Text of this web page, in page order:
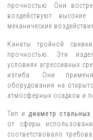
прочностью. Они
воздействуют
механические
Канаты тройной
прочностью. Эти
условиях агрессивных
изгиба. Они
оборудования на
атмосферных осадков и
Тип и диаметр стальных
от сферы
соответствовало